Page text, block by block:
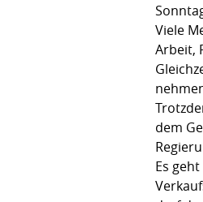
Viele
Arbeit,
dem
Es